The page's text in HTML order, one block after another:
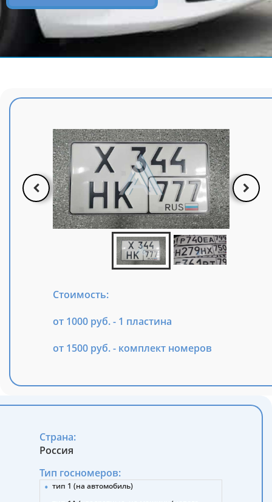
Стоимость:
от 1000 руб. - 1 пластина
от 1500 руб. - комплект номеров
Страна:
Россия
Тип госномеров:
тип 1 (на автомобиль)